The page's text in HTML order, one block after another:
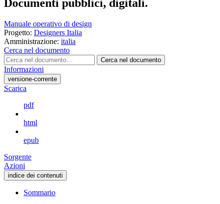
Documenti pubblici, digitali.
Manuale operativo di design
Progetto: Designers Italia
Amministrazione: italia
Cerca nel documento
Cerca nel documento
Informazioni
versione-corrente
Scarica
pdf
html
epub
Sorgente
Azioni
indice dei contenuti
Sommario